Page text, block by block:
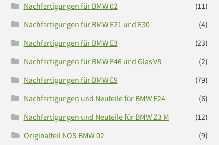
Nachfertigungen für BMW 02
(11)
Nachfertigungen für BMW E21 und E30
(4)
Nachfertigungen für BMW E3
(23)
Nachfertigungen für BMW E46 und Glas V8
(2)
Nachfertigungen für BMW E9
(79)
Nachfertigungen und Neuteile für BMW E24
(6)
Nachfertigungen und Neuteile für BMW Z3 M
(12)
Originalteil NOS BMW 02
(9)